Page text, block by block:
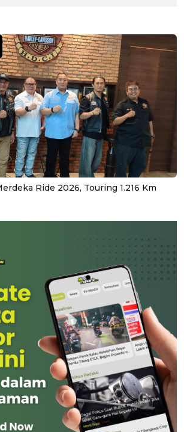
Ride 2026, Touring 1.216 Km